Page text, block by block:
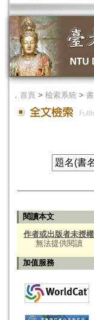
． 首頁 > 檢索系統 >
閱讀本文
作者或出版者未授權
無法提供閱讀
加值服務